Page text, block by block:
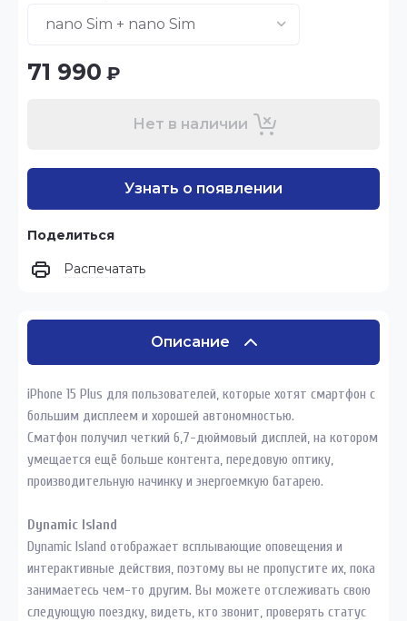
71 990 ₽
Нет в наличии
Узнать о появлении
Поделиться
Распечатать
Описание
iPhone 15 Plus для пользователей, которые хотят смартфон с
большим дисплеем и хорошей автономностью.
Сматфон получил четкий 6,7-дюймовый дисплей, на котором
умещается ещё больше контента, передовую оптику,
производительную начинку и энергоемкую батарею.
Dynamic Island
Dynamic Island отображает всплывающие оповещения и
интерактивные действия, поэтому вы не пропустите их, пока
занимаетесь чем-то другим. Вы можете отслеживать свою
следующую поездку, видеть, кто звонит, проверять статус